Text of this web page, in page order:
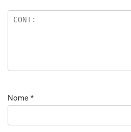
Nome *